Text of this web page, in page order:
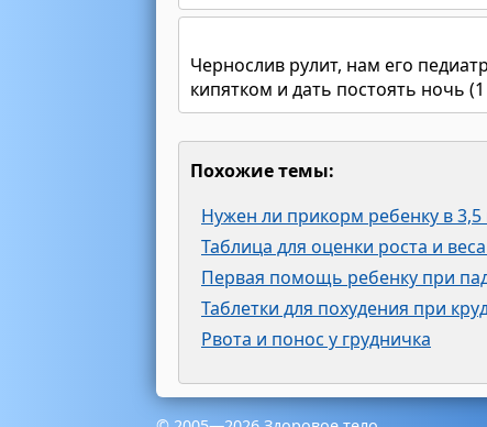
Чернослив рулит, нам его
кипятком и дать постоять ночь
Похожие темы:
Нужен ли прикорм ребенку в 3,5
Таблица для оценки роста и
Первая помощь ребенку при
Таблетки для похудения при
Рвота и понос у грудничка